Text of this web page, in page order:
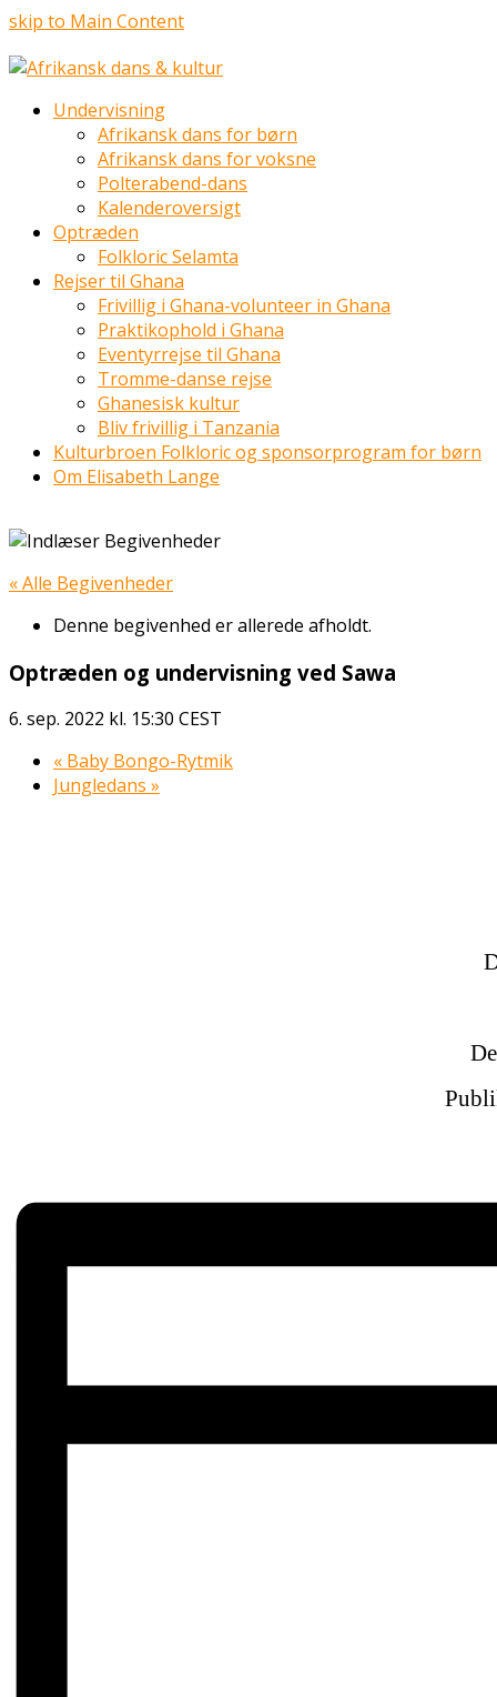
skip to Main Content
Undervisning
Afrikansk dans for børn
Afrikansk dans for voksne
Polterabend-dans
Kalenderoversigt
Optræden
Folkloric Selamta
Rejser til Ghana
Frivillig i Ghana-volunteer in Ghana
Praktikophold i Ghana
Eventyrrejse til Ghana
Tromme-danse rejse
Ghanesisk kultur
Bliv frivillig i Tanzania
Kulturbroen Folkloric og sponsorprogram for børn
Om Elisabeth Lange
« Alle Begivenheder
Denne begivenhed er allerede afholdt.
Optræden og undervisning ved Sawa
6. sep. 2022 kl. 15:30 CEST
« Baby Bongo-Rytmik
Jungledans »